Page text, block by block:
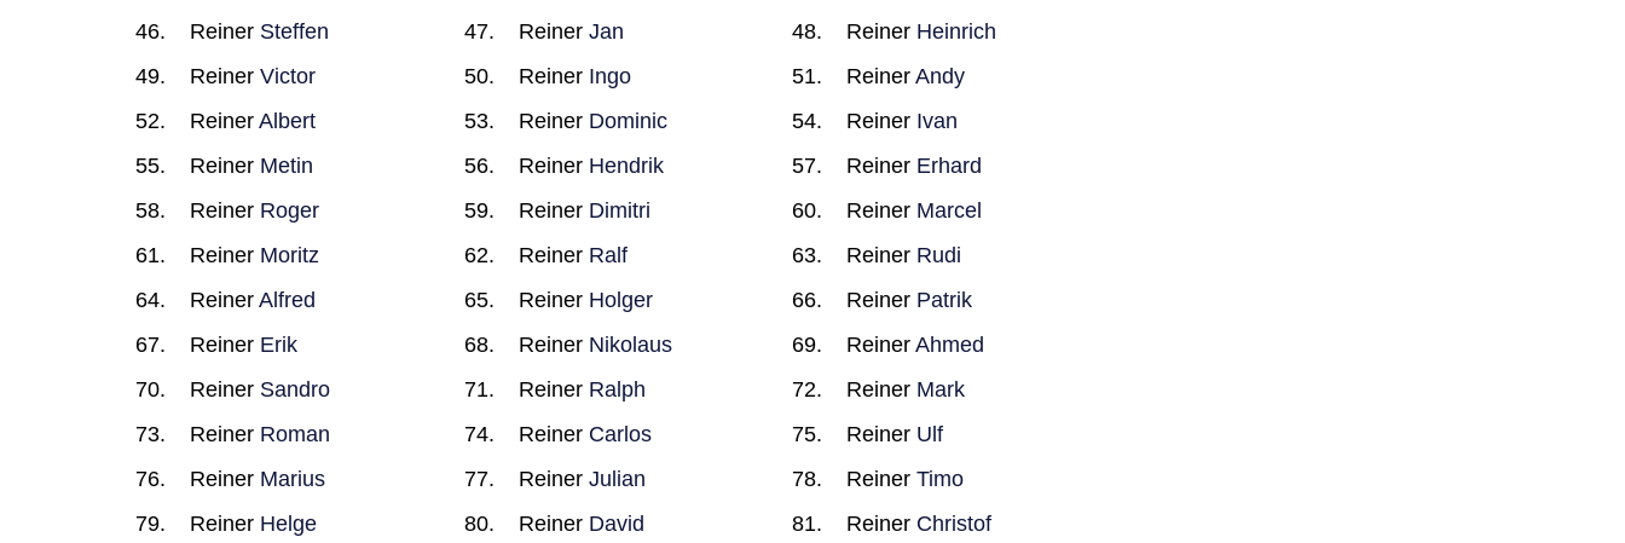
Reiner Steffen Reiner Jan Reiner Heinrich
Reiner Victor Reiner Ingo ReinerAndy
Reiner Albert Reiner Dominic Reiner Ivan
Reiner Metin Reiner Hendrik Reiner Erhard
Reiner Roger Reiner Dimitri Reiner Marcel
Reiner Moritz Reiner Ralf Reiner Rudi
Reiner Alfred Reiner Holger Reiner Patrik
Reiner Erik Reiner Nikolaus ReinerAhmed
Reiner Sandro Reiner Ralph Reiner Mark
Reiner Roman Reiner Carlos Reiner Ulf
Reiner Marius Reiner Julian ReinerTimo
Reiner Helge Reiner David Reiner Christof